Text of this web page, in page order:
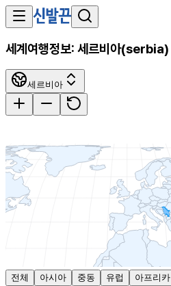
세계여행정보: 세르비아(serbia)
세르비아
전체 아시아 중동 유럽 아프리카